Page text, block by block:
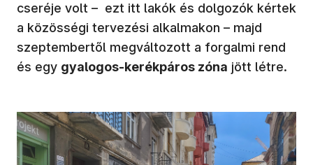
cseréje volt – ezt itt lakók és dolgozók kértek
a közösségi tervezési alkalmakon – majd
szeptembertől megváltozott a forgalmi rend
és egy gyalogos-kerékpáros zóna jött létre.